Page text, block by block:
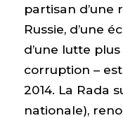
partisan d’une
Russie, d’une
d’une lutte
corruption –
2014. La Rada
nationale),